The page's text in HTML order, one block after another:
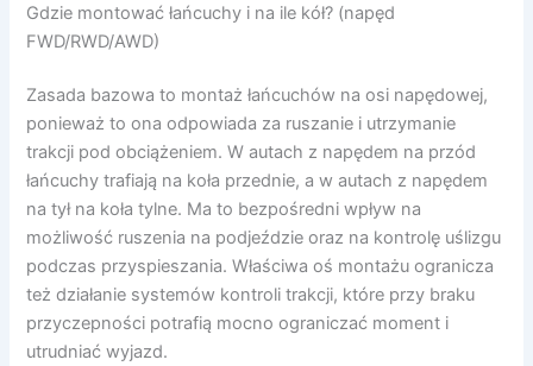
Gdzie montować łańcuchy i na ile kół? (napęd
FWD/RWD/AWD)
Zasada bazowa to montaż łańcuchów na osi napędowej,
ponieważ to ona odpowiada za ruszanie i utrzymanie
trakcji pod obciążeniem. W autach z napędem na przód
łańcuchy trafiają na koła przednie, a w autach z napędem
na tył na koła tylne. Ma to bezpośredni wpływ na
możliwość ruszenia na podjeździe oraz na kontrolę uślizgu
podczas przyspieszania. Właściwa oś montażu ogranicza
też działanie systemów kontroli trakcji, które przy braku
przyczepności potrafią mocno ograniczać moment i
utrudniać wyjazd.